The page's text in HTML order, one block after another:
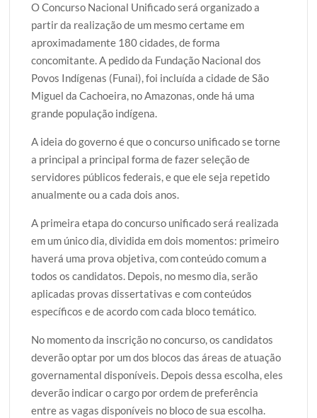
O Concurso Nacional Unificado será organizado a
partir da realização de um mesmo certame em
aproximadamente 180 cidades, de forma
concomitante. A pedido da Fundação Nacional dos
Povos Indígenas (Funai), foi incluída a cidade de São
Miguel da Cachoeira, no Amazonas, onde há uma
grande população indígena.
A ideia do governo é que o concurso unificado se torne
a principal a principal forma de fazer seleção de
servidores públicos federais, e que ele seja repetido
anualmente ou a cada dois anos.
A primeira etapa do concurso unificado será realizada
em um único dia, dividida em dois momentos: primeiro
haverá uma prova objetiva, com conteúdo comum a
todos os candidatos. Depois, no mesmo dia, serão
aplicadas provas dissertativas e com conteúdos
específicos e de acordo com cada bloco temático.
No momento da inscrição no concurso, os candidatos
deverão optar por um dos blocos das áreas de atuação
governamental disponíveis. Depois dessa escolha, eles
deverão indicar o cargo por ordem de preferência
entre as vagas disponíveis no bloco de sua escolha.